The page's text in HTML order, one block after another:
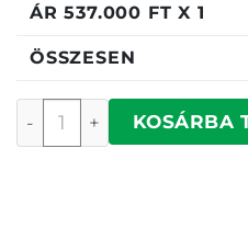
ÁR537.000 FT X 1
ÖSSZESEN
Lenovo ThinkPad E14
KOSÁRBA